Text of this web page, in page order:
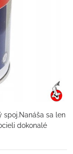
spoj.Nanáša sa len
dokonalé